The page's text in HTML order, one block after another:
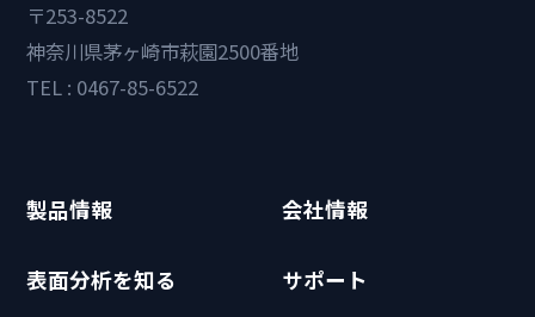
〒253-8522
神奈川県茅ヶ崎市萩園2500番地
TEL : 0467-85-6522
製品情報 会社情報
表面分析を知る サポート